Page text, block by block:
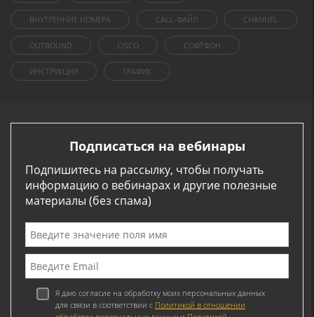
ВНУТРЕННИЕ НОМЕРА CALL-ФАЙЛ CHANNEL
OUTBOUND CISCO СОФТФОН
ИНСТРУКЦИЯ ТРАФИК
Подписаться на вебинары
Подпишитесь на рассылку, чтобы получать
информацию о вебинарах и другие полезные
материалы (без спама)
Я даю согласие на обработку моих персональных данных
для связи в соответствии с Политикой в отношении